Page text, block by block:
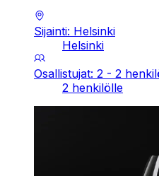
Sijainti: Helsinki
Helsinki
Osallistujat: 2 - 2
2 henkilölle